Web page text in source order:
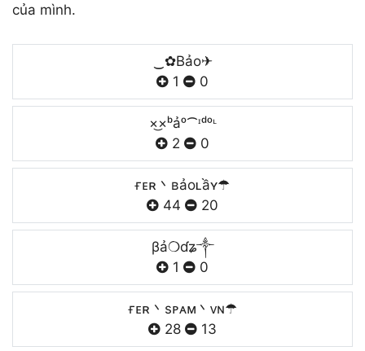
của mình.
‿✿Bảo✈
1
0
×͜×ᵇảᵒ⁀ᶦᵈᵒᶫ
2
0
ғᴇʀ丶ʙảoʟầʏ☂
44
20
βả❍ɗʑ༒
1
0
ғᴇʀ丶sᴘᴀᴍ丶ᴠɴ☂
28
13